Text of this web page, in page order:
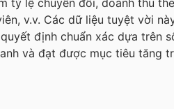
v.v. Các dữ liệu tuyệt vời
định chuẩn xác dựa trên
và đạt được mục tiêu tăng